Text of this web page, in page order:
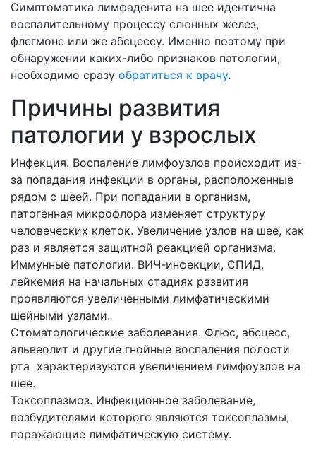
Симптоматика лимфаденита на шее идентична
воспалительному процессу слюнных желез,
флегмоне или же абсцессу. Именно поэтому при
обнаружении каких-либо признаков патологии,
необходимо сразу обратиться к врачу.
Причины развития
патологии у взрослых
Инфекция. Воспаление лимфоузлов происходит из-
за попадания инфекции в органы, расположенные
рядом с шеей. При попадании в организм,
патогенная микрофлора изменяет структуру
человеческих клеток. Увеличение узлов на шее, как
раз и является защитной реакцией организма.
Иммунные патологии. ВИЧ-инфекции, СПИД,
лейкемия на начальных стадиях развития
проявляются увеличенными лимфатическими
шейными узлами.
Стоматологические заболевания. Флюс, абсцесс,
альвеолит и другие гнойные воспаления полости
рта характеризуются увеличением лимфоузлов на
шее.
Токсоплазмоз. Инфекционное заболевание,
возбудителями которого являются токсоплазмы,
поражающие лимфатическую систему.